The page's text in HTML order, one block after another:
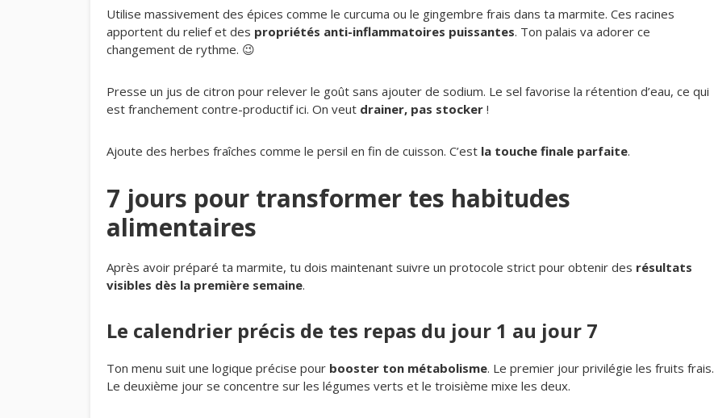
Utilise massivement des épices comme le curcuma ou le gingembre frais dans ta marmite. Ces racines
apportent du relief et des propriétés anti-inflammatoires puissantes. Ton palais va adorer ce
changement de rythme. 😉
Presse un jus de citron pour relever le goût sans ajouter de sodium. Le sel favorise la rétention d’eau, ce qui
est franchement contre-productif ici. On veut drainer, pas stocker !
Ajoute des herbes fraîches comme le persil en fin de cuisson. C’est la touche finale parfaite.
7 jours pour transformer tes habitudes
alimentaires
Après avoir préparé ta marmite, tu dois maintenant suivre un protocole strict pour obtenir des résultats
visibles dès la première semaine.
Le calendrier précis de tes repas du jour 1 au jour 7
Ton menu suit une logique précise pour booster ton métabolisme. Le premier jour privilégie les fruits frais.
Le deuxième jour se concentre sur les légumes verts et le troisième mixe les deux.